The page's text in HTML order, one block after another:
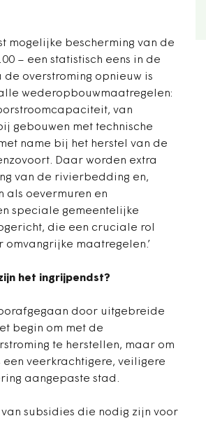
mogelijke bescherming van de
– een statistisch eens in de
overstroming opnieuw is
wederopbouwmaatregelen:
van
gebouwen met technische
name bij het herstel van de
Daar worden extra
van de rivierbedding en,
als oevermuren en
speciale gemeentelijke
die een cruciale rol
maatregelen.’
het ingrijpendst?
door uitgebreide
begin om met de
te herstellen, maar om
veerkrachtigere, veiligere
aangepaste stad.
subsidies die nodig zijn voor